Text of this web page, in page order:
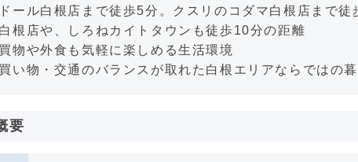
ール白根店まで徒歩5分。クスリのコダマ白根店まで徒
根店や、しろねカイトタウンも徒歩10分の距離
物や外食も気軽に楽しめる生活環境
い物・交通のバランスが取れた白根エリアならではの
要